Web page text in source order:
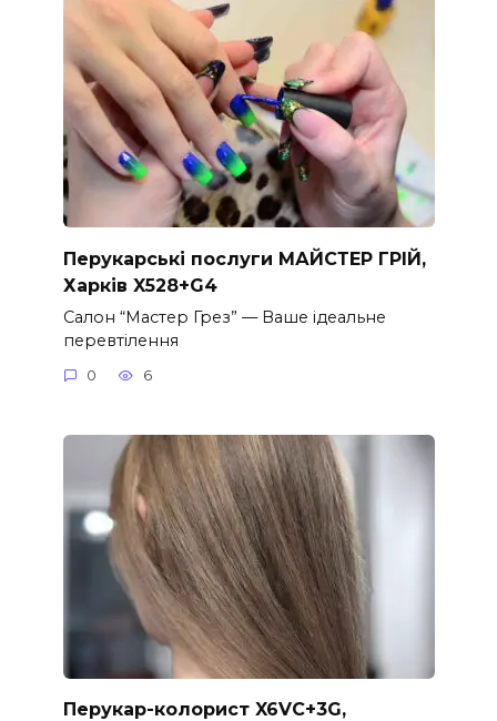
Перукарські послуги МАЙСТЕР ГРІЙ,
Харків X528+G4
Салон “Мастер Грез” — Ваше ідеальне
перевтілення
0 6
Перукар-колорист X6VC+3G,